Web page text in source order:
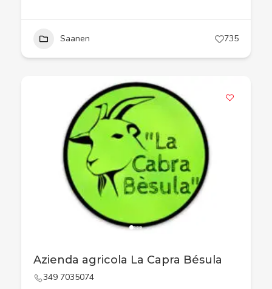
Saanen 735
Azienda agricola La Capra Bésula
349 7035074